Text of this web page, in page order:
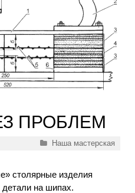
ПРОБЛЕМ
Рубрики
Наша мастерская
столярные изделия
на шипах.